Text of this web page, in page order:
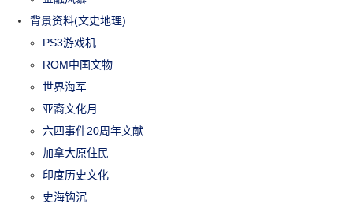
背景资料(文史地理)
PS3游戏机
ROM中国文物
世界海军
亚裔文化月
六四事件20周年文献
加拿大原住民
印度历史文化
史海钩沉